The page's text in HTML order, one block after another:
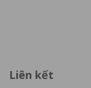
Liên kết